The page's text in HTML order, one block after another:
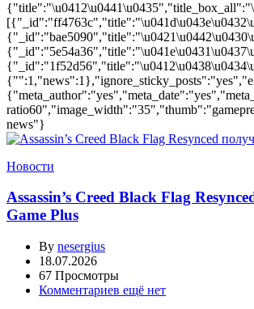
news"}
Новости
Assassin’s Creed Black Flag
Game Plus
By nesergius
18.07.2026
67 Просмотры
Комментариев ещё нет